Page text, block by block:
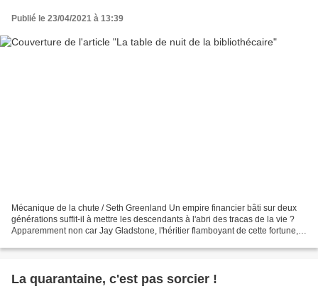
Publié le 23/04/2021 à 13:39
Mécanique de la chute / Seth Greenland Un empire financier bâti sur deux
générations suffit-il à mettre les descendants à l'abri des tracas de la vie ?
Apparemment non car Jay Gladstone, l'héritier flamboyant de cette fortune,
La quarantaine, c'est pas sorcier !